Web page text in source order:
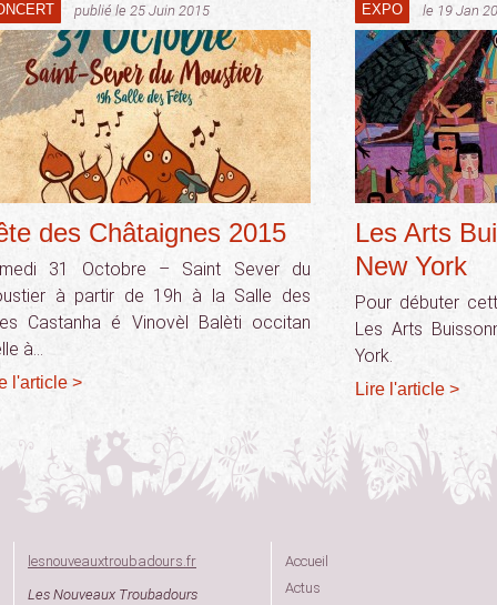
publié le 25 Juin 2015
des Châtaignes 2015
31 Octobre – Saint Sever du
à partir de 19h à la Salle des
Castanha é Vinovèl Balèti occitan
à…
l'article >
EXPO le 19 Jan
Les Arts
New York
Pour débuter
Les Arts
York.
Lire l'article >
lesnouveauxtroubadours.fr
Les Nouveaux Troubadours
Accueil
Actus